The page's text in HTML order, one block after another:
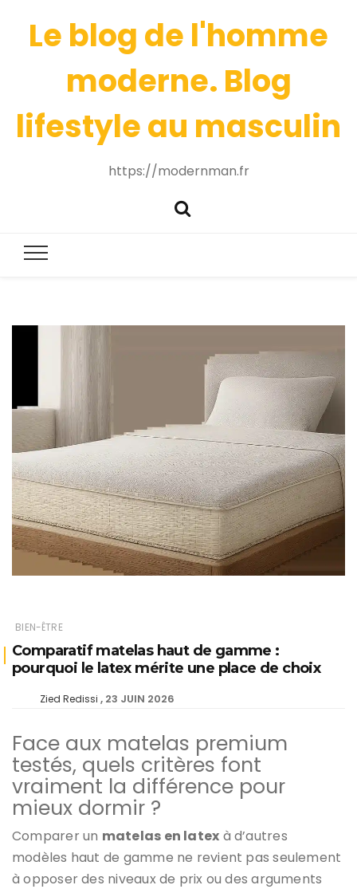
Le blog de l'homme
moderne. Blog
lifestyle au masculin
https://modernman.fr
BIEN-ÊTRE
Comparatif matelas haut de gamme :
pourquoi le latex mérite une place de choix
Zied Redissi 23 JUIN 2026
Face aux matelas premium
testés, quels critères font
vraiment la différence pour
mieux dormir ?
Comparer un matelas en latex à d’autres
modèles haut de gamme ne revient pas seulement
à opposer des niveaux de prix ou des arguments